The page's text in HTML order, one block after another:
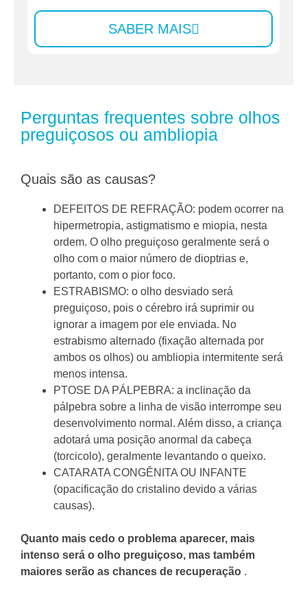
SABER MAIS
Perguntas frequentes sobre olhos
preguiçosos ou ambliopia
Quais são as causas?
DEFEITOS DE REFRAÇÃO: podem ocorrer na
hipermetropia, astigmatismo e miopia, nesta
ordem. O olho preguiçoso geralmente será o
olho com o maior número de dioptrias e,
portanto, com o pior foco.
ESTRABISMO: o olho desviado será
preguiçoso, pois o cérebro irá suprimir ou
ignorar a imagem por ele enviada. No
estrabismo alternado (fixação alternada por
ambos os olhos) ou ambliopia intermitente será
menos intensa.
PTOSE DA PÁLPEBRA: a inclinação da
pálpebra sobre a linha de visão interrompe seu
desenvolvimento normal. Além disso, a criança
adotará uma posição anormal da cabeça
(torcicolo), geralmente levantando o queixo.
CATARATA CONGÊNITA OU INFANTE
(opacificação do cristalino devido a várias
causas).
Quanto mais cedo o problema aparecer, mais
intenso será o olho preguiçoso, mas também
maiores serão as chances de recuperação .